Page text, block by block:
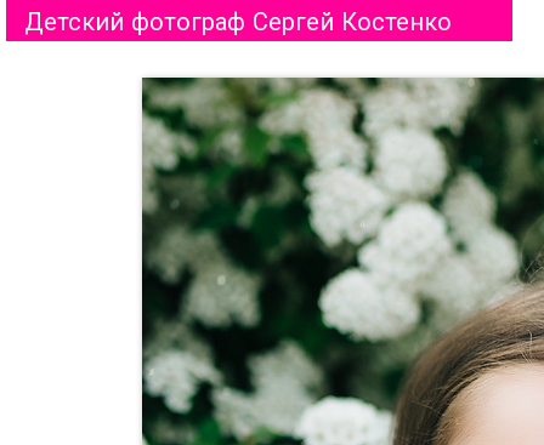
Детский фотограф Сергей Костенко